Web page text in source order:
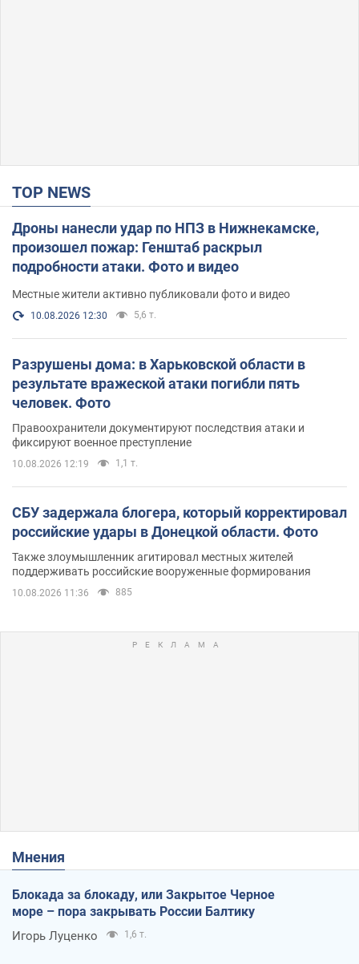
TOP NEWS
Дроны нанесли удар по НПЗ в Нижнекамске,
произошел пожар: Генштаб раскрыл
подробности атаки. Фото и видео
Местные жители активно публиковали фото и видео
10.08.2026 12:30 5,6 т.
Разрушены дома: в Харьковской области в
результате вражеской атаки погибли пять
человек. Фото
Правоохранители документируют последствия атаки и
фиксируют военное преступление
10.08.2026 12:19 1,1 т.
СБУ задержала блогера, который корректировал
российские удары в Донецкой области. Фото
Также злоумышленник агитировал местных жителей
поддерживать российские вооруженные формирования
10.08.2026 11:36 885
Мнения
Блокада за блокаду, или Закрытое Черное
море – пора закрывать России Балтику
Игорь Луценко 1,6 т.